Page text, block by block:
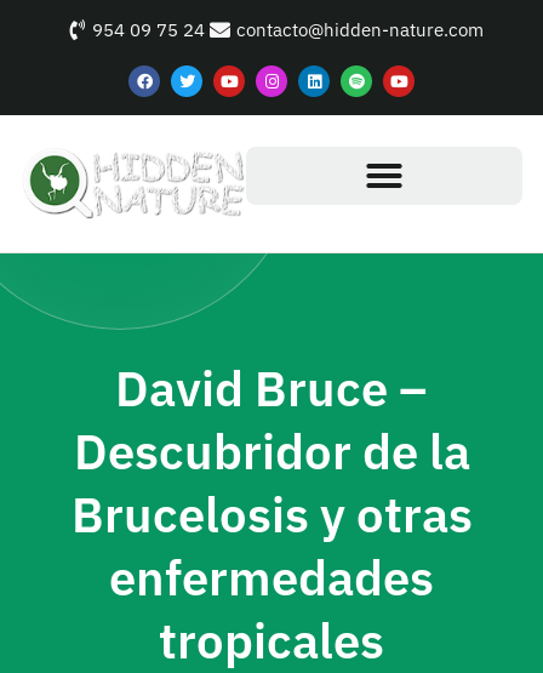
954 09 75 24 contacto@hidden-nature.com
David Bruce –
Descubridor de la
Brucelosis y otras
enfermedades
tropicales